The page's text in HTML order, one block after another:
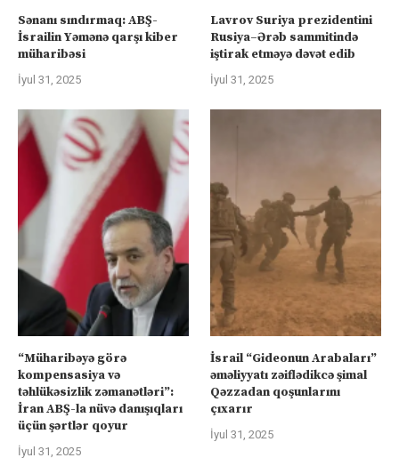
Sənanı sındırmaq: ABŞ-
İsrailin Yəmənə qarşı kiber
müharibəsi
İyul 31, 2025
Lavrov Suriya prezidentini
Rusiya–Ərəb sammitində
iştirak etməyə dəvət edib
İyul 31, 2025
“Müharibəyə görə
kompensasiya və
təhlükəsizlik zəmanətləri”:
İran ABŞ-la nüvə danışıqları
üçün şərtlər qoyur
İyul 31, 2025
İsrail “Gideonun Arabaları”
əməliyyatı zəiflədikcə şimal
Qəzzadan qoşunlarını
çıxarır
İyul 31, 2025